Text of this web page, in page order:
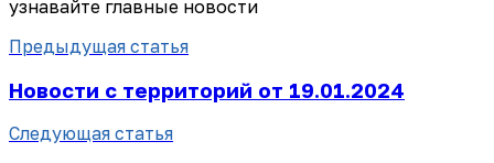
узнавайте главные новости
Предыдущая статья
Новости с территорий от 19.01.2024
Следующая статья